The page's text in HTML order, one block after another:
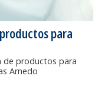
para
de productos para
Arnedo